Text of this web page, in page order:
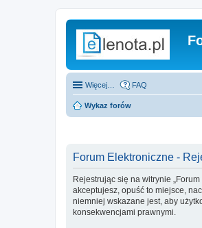
Więcej… FAQ
Wykaz forów
Forum Elektroniczne -
Rejestrując się na witrynie
akceptujesz, opuść to miejsce,
niemniej wskazane jest, aby
konsekwencjami prawnymi.